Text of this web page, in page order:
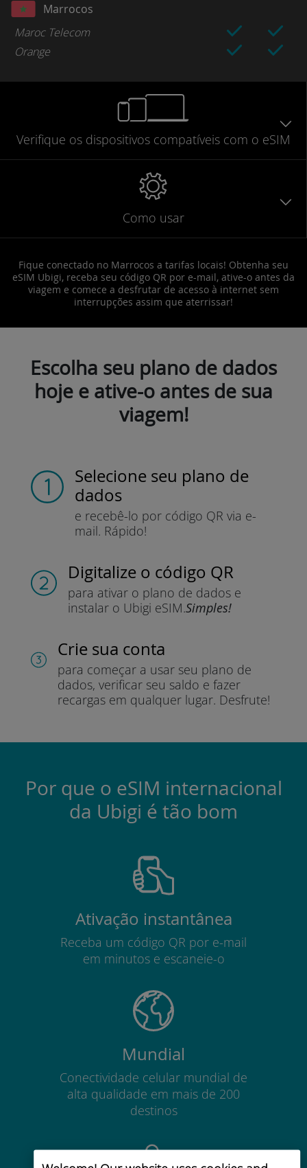
Marrocos
Maroc Telecom
Orange
Verifique os dispositivos compatíveis com o eSIM
Como usar
Fique conectado no Marrocos a tarifas locais! Obtenha seu
eSIM Ubigi, receba seu código QR por e-mail, ative-o antes da
viagem e comece a desfrutar de acesso à internet sem
interrupções assim que aterrissar!
Escolha seu plano de dados
hoje e ative-o antes de sua
viagem!
Selecione seu plano de
dados
e recebê-lo por código QR via e-
mail. Rápido!
Digitalize o código QR
para ativar o plano de dados e
instalar o Ubigi eSIM.Simples!
Crie sua conta
para começar a usar seu plano de
dados, verificar seu saldo e fazer
recargas em qualquer lugar. Desfrute!
Por que o eSIM internacional
da Ubigi é tão bom
Ativação instantânea
Receba um código QR por e-mail
em minutos e escaneie-o
Mundial
Conectividade celular mundial de
alta qualidade em mais de 200
destinos